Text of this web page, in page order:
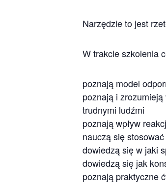
Narzędzie to jest
W trakcie szkolenia
poznają model
poznają i
trudnymi ludźmi
poznają wpływ
nauczą się
dowiedzą się w jaki
dowiedzą się jak
poznają praktyczne